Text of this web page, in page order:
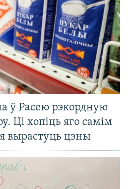
ў Расею рэкордную
Ці хопіць яго самім
вырастуць цэны